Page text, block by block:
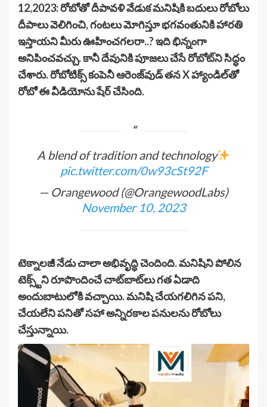
12,2023: రోబోతో దీపావళి వేడుక మనిషికి బదులు రోబోలు
దీపాలు వెలిగించి, గంటలు మోగిస్తూ భగవంతునికిహారతి
ఇస్తాయని మీరు ఊహించగలరా..? ఇది భిన్నంగా
అనిపించవచ్చు. కానీ దేవునికి పూజలు చేసే రోబోట్‌ని సిద్ధం
చేశారు. రోబోటిక్స్ కంపెనీ ఆరెంజ్‌వుడ్ తన X హ్యాండిల్‌తో
రోబో ఈ వీడియోను షేర్ చేసింది.
A blend of tradition and technology
pic.twitter.com/0w93cSt92F
— Orangewood (@OrangewoodLabs)
November 10, 2023
టెక్నాలజీ నేడు చాలా అభివృద్ధి చెందింది. మనిషిని పోలిన
టెక్స్ట్‌ని రూపొందించే చాట్‌బాట్‌లు గత ఏడాది
అందుబాటులోకి వచ్చాయి. మనిషి చేయగలిగిన పని,
చేయలేని పనితో సహా అన్నిరకాల పనులను రోబోలు
చేస్తున్నాయి.